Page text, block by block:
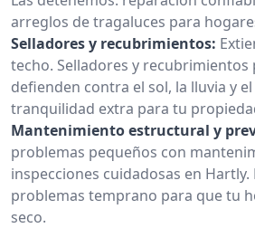
arreglos de tragaluces para
Selladores y recubrimientos:
techo. Selladores y
defienden contra el sol, la lluvia y
tranquilidad extra para tu
Mantenimiento estructural y
problemas pequeños con
inspecciones cuidadosas en
problemas temprano para que tu
seco.